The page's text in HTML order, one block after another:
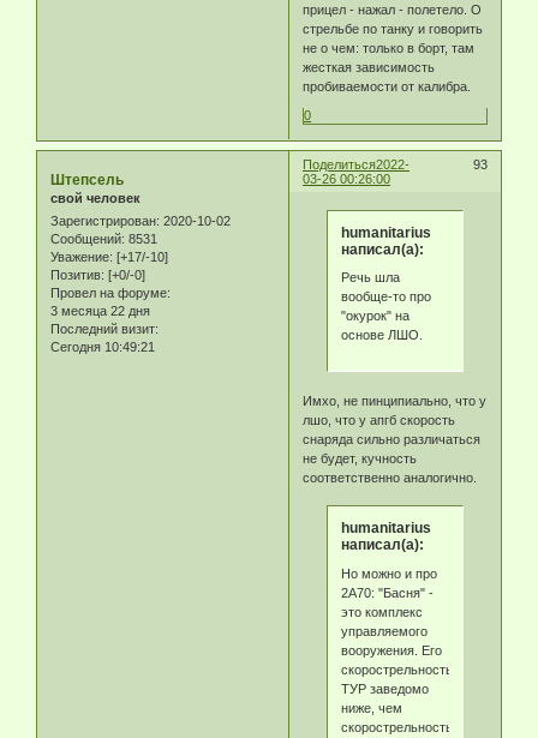
прицел - нажал - полетело. О
стрельбе по танку и говорить
не о чем: только в борт, там
жесткая зависимость
пробиваемости от калибра.
0
Поделиться 93
2022-
03-26 00:26:00
Штепсель
свой человек
Зарегистрирован: 2020-10-02
Сообщений: 8531
Уважение: [+17/-10]
Позитив: [+0/-0]
Провел на форуме:
3 месяца 22 дня
Последний визит:
Сегодня 10:49:21
humanitarius
написал(а):
Речь шла
вообще-то про
"окурок" на
основе ЛШО.
Имхо, не пинципиально, что у
лшо, что у апгб скорость
снаряда сильно различаться
не будет, кучность
соответственно аналогично.
humanitarius
написал(а):
Но можно и про
2А70: "Басня" -
это комплекс
управляемого
вооружения. Его
скорострельность
ТУР заведомо
ниже, чем
скорострельность